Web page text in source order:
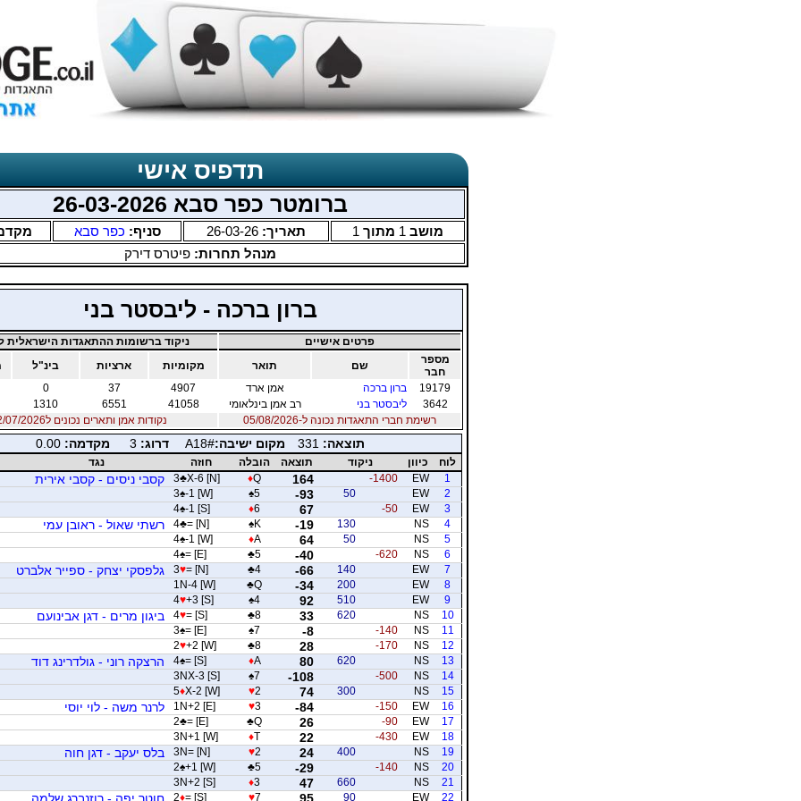
תדפיס אישי
ברומטר כפר סבא 26-03-2026
מושב 1 מתוך 1 תאריך: 26-03-26 סניף: כפר סבא
מנהל תחרות: פיטרס דירק
ברון ברכה - ליבסטר בני
פרטים אישיים
ניקוד ברשומות ההתאגדות הישראלית
מספר
חבר
שם תואר מקומיות ארציות בינ"ל
19179
ברון ברכה אמן ארד 4907
37
0
3642
ליבסטר בני רב אמן בינלאומי 41058
6551
1310
רשימת חברי התאגדות נכונה ל-05/08/2026
נקודות אמן ותארים נכונים ל12/07/2026
תוצאה: 331 מקום ישיבה:A18# דרוג: 3 מקדמה: 0.00
לוח כיוון ניקוד תוצאה הובלה חוזה
נגד
1
EW
-1400
164
♦Q
3♣X-6 [N] קסבי ניסים - קסבי אירית
2
EW
50
-93
♠5
3♠-1 [W]
3
EW
-50
67
♦6
4♠-1 [S]
4
NS
130
-19
♠K
4♣= [N] רשתי שאול - ראובן עמי
5
NS
50
64
♦A
4♠-1 [W]
6
NS
-620
-40
♣5
4♠= [E]
7
EW
140
-66
♣4
3♥= [N] גלפסקי יצחק - ספייר אלברט
8
EW
200
-34
♣Q
1N-4 [W]
9
EW
510
92
♠4
4♥+3 [S]
10
NS
620
33
♣8
4♥= [S] ביגון מרים - דגן אבינועם
11
NS
-140
-8
♠7
3♠= [E]
12
NS
-170
28
♣8
2♥+2 [W]
13
NS
620
80
♦A
4♠= [S] הרצקה רוני - גולדרינג דוד
14
NS
-500
-108
♠7
3NX-3 [S]
15
NS
300
74
♥2
5♦X-2 [W]
16
EW
-150
-84
♥3
1N+2 [E] לרנר משה - לוי יוסי
17
EW
-90
26
♣Q
2♣= [E]
18
EW
-430
22
♦T
3N+1 [W]
19
NS
400
24
♥2
3N= [N] בלס יעקב - דגן חוה
20
NS
-140
-29
♣5
2♠+1 [W]
21
NS
660
47
♦3
3N+2 [S]
22
EW
90
95
♥7
2♦= [S] חוטר יפה - רוזנברג שלמה